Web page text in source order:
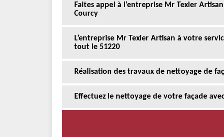
Faites appel à l’entreprise Mr Texier
Courcy
L’entreprise Mr Texier Artisan à votre
tout le 51220
Réalisation des travaux de nettoyage de
Effectuez le nettoyage de votre façade